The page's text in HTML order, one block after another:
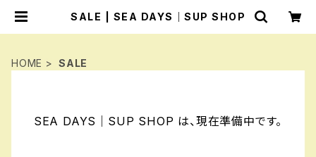
SALE | SEA DAYS｜SUP SHOP
HOME SALE
SEA DAYS｜SUP SHOP は、現在準備中です。